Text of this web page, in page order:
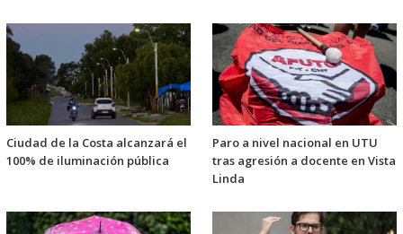
Ciudad de la Costa alcanzará el
100% de iluminación pública
Paro a nivel nacional en UTU
tras agresión a docente en Vista
Linda